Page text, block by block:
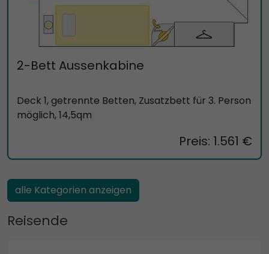
2-Bett Aussenkabine
Deck 1, getrennte Betten, Zusatzbett für 3. Person
möglich, 14,5qm
Preis: 1.561 €
alle Kategorien anzeigen
Reisende